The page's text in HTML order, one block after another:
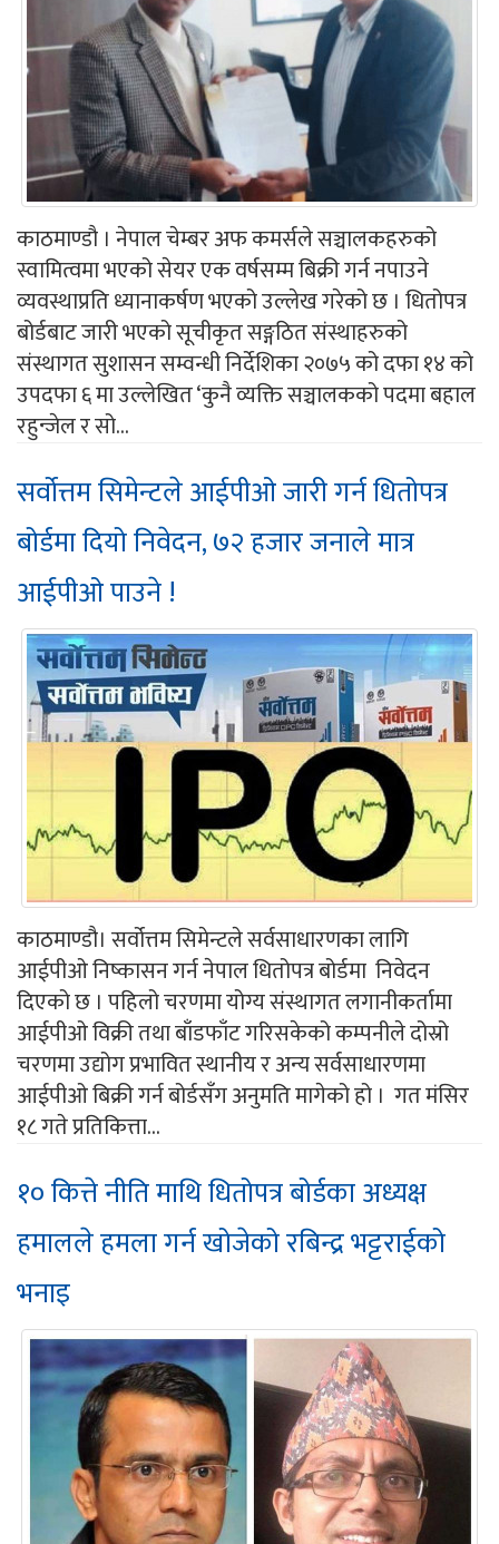
काठमाण्डौ । नेपाल चेम्बर अफ कमर्सले सञ्चालकहरुको
स्वामित्वमा भएको सेयर एक वर्षसम्म बिक्री गर्न नपाउने
व्यवस्थाप्रति ध्यानाकर्षण भएको उल्लेख गरेको छ । धितोपत्र
बोर्डबाट जारी भएको सूचीकृत सङ्गठित संस्थाहरुको
संस्थागत सुशासन सम्वन्धी निर्देशिका २०७५ को दफा १४ को
उपदफा ६ मा उल्लेखित ‘कुनै व्यक्ति सञ्चालकको पदमा बहाल
रहुन्जेल र सो...
सर्वोत्तम सिमेन्टले आईपीओ जारी गर्न धितोपत्र
बोर्डमा दियो निवेदन, ७२ हजार जनाले मात्र
आईपीओ पाउने !
काठमाण्डौ। सर्वोत्तम सिमेन्टले सर्वसाधारणका लागि
आईपीओ निष्कासन गर्न नेपाल धितोपत्र बोर्डमा निवेदन
दिएको छ । पहिलो चरणमा योग्य संस्थागत लगानीकर्तामा
आईपीओ विक्री तथा बाँडफाँट गरिसकेको कम्पनीले दोस्रो
चरणमा उद्योग प्रभावित स्थानीय र अन्य सर्वसाधारणमा
आईपीओ बिक्री गर्न बोर्डसँग अनुमति मागेको हो । गत मंसिर
१८ गते प्रतिकित्ता...
१० कित्ते नीति माथि धितोपत्र बोर्डका अध्यक्ष
हमालले हमला गर्न खोजेको रबिन्द्र भट्टराईको
भनाइ